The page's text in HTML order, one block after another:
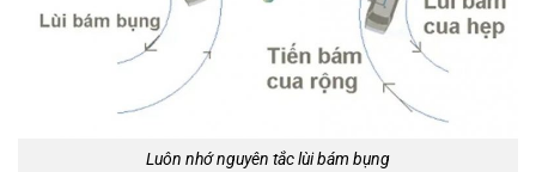
Luôn nhớ nguyên tắc lùi bám bụng